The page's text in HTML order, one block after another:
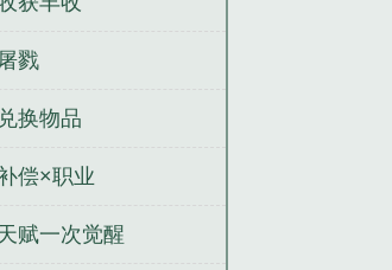
戮
换物品
偿×职业
赋一次觉醒